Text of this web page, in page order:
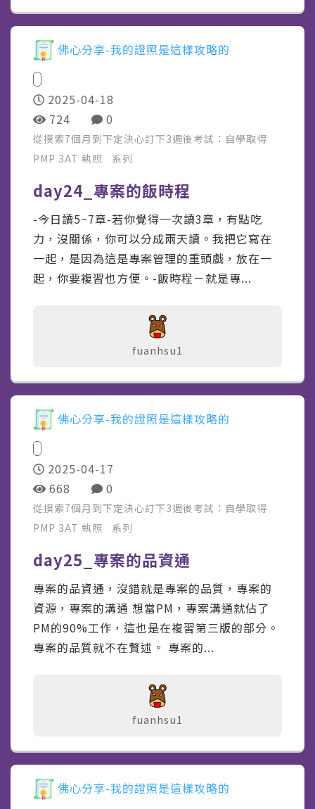
佛心分享-我的證照是這樣攻略的
2025-04-18
724
0
從摸索7個月到下定決心訂下3週後考試：自學取得
PMP 3AT 執照 系列
day24_專案的飯時程
-今日讀5~7章-若你覺得一次讀3章，有點吃
力，沒關係，你可以分成兩天讀。我把它寫在
一起，是因為這是專案管理的重頭戲，放在一
起，你要複習也方便。-飯時程－就是專...
fuanhsu1
佛心分享-我的證照是這樣攻略的
2025-04-17
668
0
從摸索7個月到下定決心訂下3週後考試：自學取得
PMP 3AT 執照 系列
day25_專案的品資通
專案的品資通，沒錯就是專案的品質，專案的
資源，專案的溝通 想當PM，專案溝通就佔了
PM的90%工作，這也是在複習第三版的部分。
專案的品質就不在贅述。 專案的...
fuanhsu1
佛心分享-我的證照是這樣攻略的